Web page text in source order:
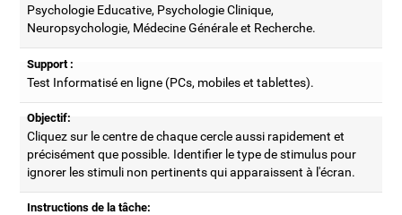
Psychologie Educative, Psychologie Clinique,
Neuropsychologie, Médecine Générale et Recherche.
Support :
Test Informatisé en ligne (PCs, mobiles et tablettes).
Objectif:
Cliquez sur le centre de chaque cercle aussi rapidement et
précisément que possible. Identifier le type de stimulus pour
ignorer les stimuli non pertinents qui apparaissent à l'écran.
Instructions de la tâche: